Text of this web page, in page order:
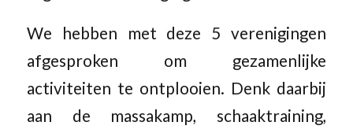
We hebben met deze 5 verenigingen
afgesproken om gezamenlijke
activiteiten te ontplooien. Denk daarbij
aan de massakamp, schaaktraining,